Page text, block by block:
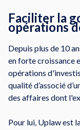
Faciliter la
opérations
Depuis plus de 10
en forte croissance
opérations
qualité d’associé
des affaires dont
Pour lui, Uplaw est